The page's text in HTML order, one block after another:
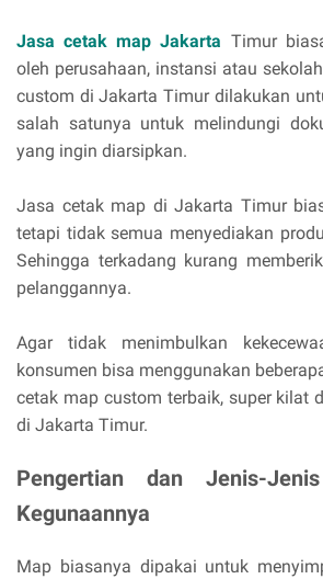
Jasa cetak map Jakarta Timur
oleh perusahaan, instansi atau
custom di Jakarta Timur dilakukan
salah satunya untuk melindungi
yang ingin diarsipkan.
Jasa cetak map di Jakarta Timur
tetapi tidak semua menyediakan
Sehingga terkadang kurang
pelanggannya.
Agar tidak menimbulkan
konsumen bisa menggunakan
cetak map custom terbaik, super kilat
di Jakarta Timur.
Pengertian dan Jenis-
Kegunaannya
Map biasanya dipakai untuk